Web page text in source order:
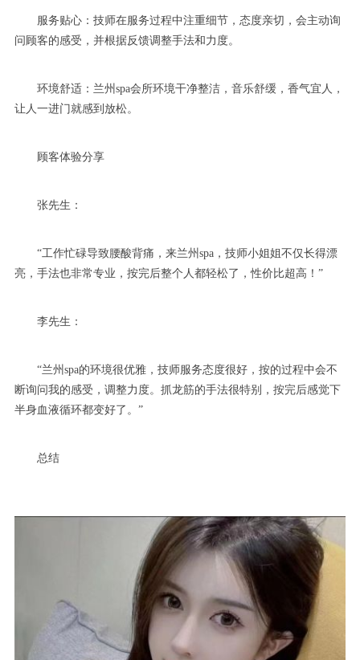
服务贴心：技师在服务过程中注重细节，态度亲切，会主动询
问顾客的感受，并根据反馈调整手法和力度。
环境舒适：兰州spa会所环境干净整洁，音乐舒缓，香气宜人，
让人一进门就感到放松。
顾客体验分享
张先生：
“工作忙碌导致腰酸背痛，来兰州spa，技师小姐姐不仅长得漂
亮，手法也非常专业，按完后整个人都轻松了，性价比超高！”
李先生：
“兰州spa的环境很优雅，技师服务态度很好，按的过程中会不
断询问我的感受，调整力度。抓龙筋的手法很特别，按完后感觉下
半身血液循环都变好了。”
总结